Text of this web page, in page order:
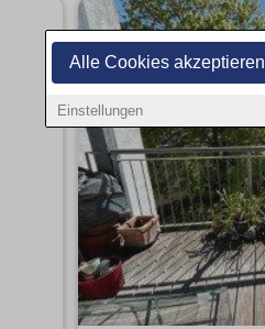
Alle Cookies akzeptieren
Einstellungen